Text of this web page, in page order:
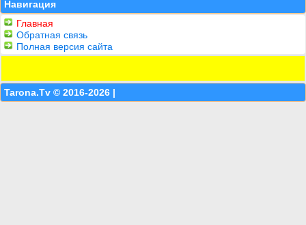
Навигация
Главная
Обратная связь
Полная версия сайта
Tarona.Tv © 2016-2026 |